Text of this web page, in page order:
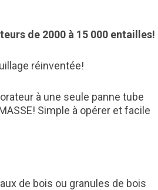
de 2000 à 15 000 entailles!
réinventée!
à une seule panne tube
Simple à opérer et facile
de bois ou granules de bois